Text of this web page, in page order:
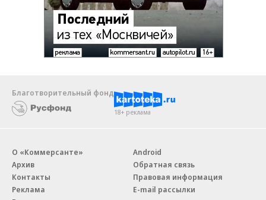
Благотворительный фонд
18+ реклама
О «Коммерсанте»
Архив
Контакты
Реклама
Android
Обратная связь
Правовая информация
E-mail рассылки